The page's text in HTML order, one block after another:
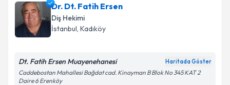
Takvim Talebini Gönder
Dr. Dt. Ebubekir Saçlıiçin randevu takvimi talebi
oluşturun. Size bu uzmandan randevu almanız için bir
takvim hazırlandığında e-posta ile bilgilendireceğiz.
Dr. Dt. Fatih Ersen
Diş Hekimi
İstanbul, Kadıköy
Dt. Fatih Ersen Muayenehanesi Haritada Göster
Caddebostan Mahallesi Bağdat cad. Kinayman B Blok No 345 KAT 2
Daire 6 Erenköy